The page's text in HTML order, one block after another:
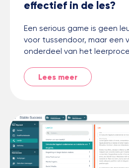
effectief in de les?
Een serious game is geen
voor tussendoor, maar een
onderdeel van het
Lees meer